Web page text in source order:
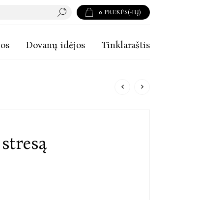
0 PREKĖS(-IŲ)
Dovanų idėjos Tinklaraštis